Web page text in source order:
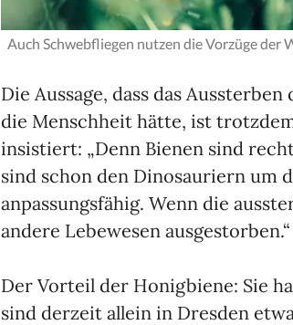
Auch Schwebfliegen nutzen die Vorzüge der
Die Aussage, dass das
die Menschheit hätte, ist
insistiert: „Denn Bienen sind
sind schon den Dinosauriern um
anpassungsfähig. Wenn die
andere Lebewesen ausgestorben.“
Der Vorteil der Honigbiene: Sie
sind derzeit allein in Dresden